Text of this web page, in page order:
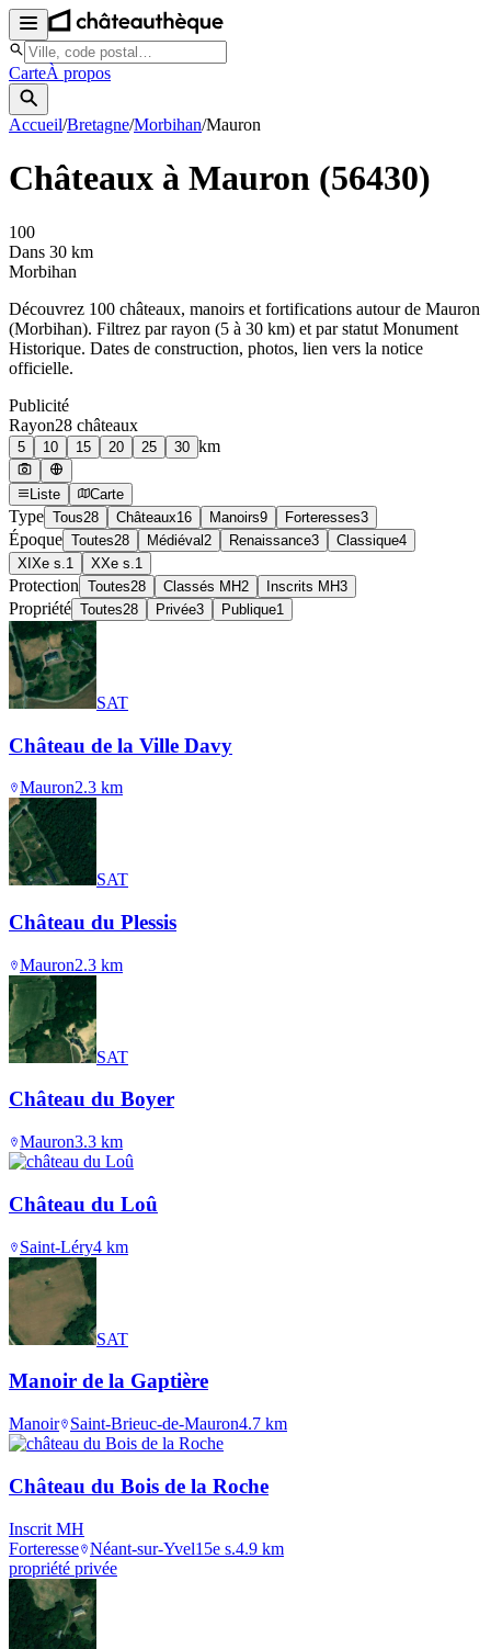
CarteÀ propos
Accueil/Bretagne/Morbihan/Mauron
Châteaux à Mauron (56430)
100
Dans 30 km
Morbihan
Découvrez 100 châteaux, manoirs et fortifications autour de Mauron
(Morbihan). Filtrez par rayon (5 à 30 km) et par statut Monument
Historique. Dates de construction, photos, lien vers la notice
officielle.
Publicité
Rayon28 châteaux
5 10 15 20 25 30 km
Liste Carte
Type Tous28 Châteaux16 Manoirs9 Forteresses3
Époque Toutes28 Médiéval 2 Renaissance3 Classique4
XIXe s. 1 XXe s. 1
Protection Toutes28 Classés MH2 Inscrits MH3
Propriété Toutes28 Privée3 Publique1
SAT
Château de la Ville Davy
Mauron2.3 km
SAT
Château du Plessis
Mauron2.3 km
SAT
Château du Boyer
Mauron3.3 km
Château du Loû
Saint-Léry4 km
SAT
Manoir de la Gaptière
Manoir Saint-Brieuc-de-Mauron4.7 km
Château du Bois de la Roche
Inscrit MH
Forteresse Néant-sur-Yvel15e s.4.9 km
propriété privée